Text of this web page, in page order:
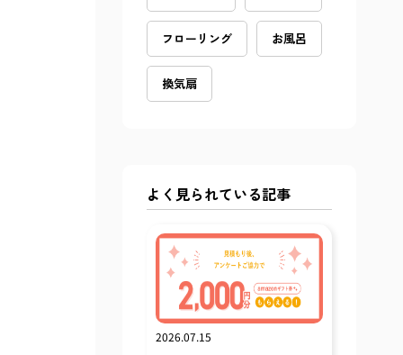
フローリング お風呂
換気扇
よく見られている記事
2026.07.15